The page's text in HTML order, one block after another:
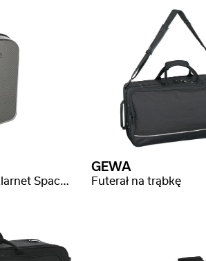
Torba Gig-Bag na klarnet Space Bag
GEWA
Futerał na trąbkę